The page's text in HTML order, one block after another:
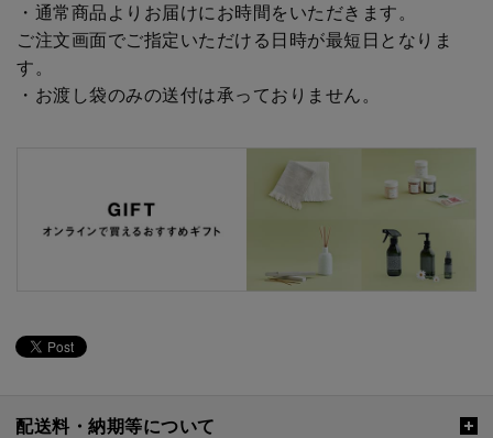
・通常商品よりお届けにお時間をいただきます。
ご注文画面でご指定いただける日時が最短日となりま
す。
・お渡し袋のみの送付は承っておりません。
配送料・納期等について